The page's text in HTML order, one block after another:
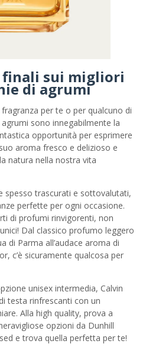
finali sui migliori
di agrumi
per te o per qualcuno di
sono innegabilmente la
opportunità per esprimere
aroma fresco e delizioso e
natura nella nostra vita
spesso trascurati e sottovalutati,
perfette per ogni occasione.
di profumi rinvigorenti, non
Dal classico profumo leggero
di Parma all’audace aroma di
c’è sicuramente qualcosa per
unisex intermedia, Calvin
testa rinfrescanti con un
Alla high quality, prova a
opzioni da Dunhill
e trova quella perfetta per te!